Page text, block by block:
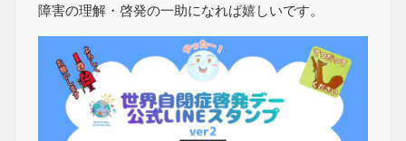
障害の理解・啓発の一助になれば嬉しいです。